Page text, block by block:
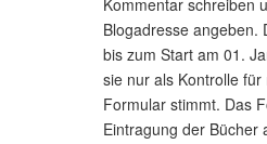
Kommentar schreiben
Blogadresse angeben.
bis zum Start am 01.
sie nur als Kontrolle
Formular stimmt. Das
Eintragung der Bücher